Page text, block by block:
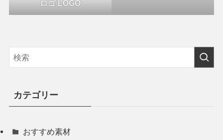
ロゴ/LOGO
カテゴリー
おすすめ素材